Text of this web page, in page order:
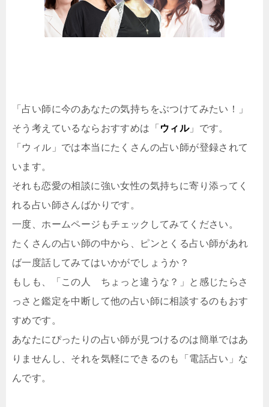
「占い師に今のあなたの気持ちをぶつけてみたい！」
そう考えているならおすすめは「 ウィル」です。
「ウィル」では本当にたくさんの占い師が登録されて
います。
それも恋愛の相談に強い女性の気持ちに寄り添ってく
れる占い師さんばかりです。
一度、ホームページもチェックしてみてください。
たくさんの占い師の中から、ピンとくる占い師があれ
ば一度話してみてはいかがでしょうか？
もしも、「この人 ちょっと違うな？」と感じたらさ
っさと鑑定を中断して他の占い師に相談するのもおす
すめです。
あなたにぴったりの占い師が見つけるのは簡単ではあ
りませんし、それを気軽にできるのも「電話占い」な
んです。